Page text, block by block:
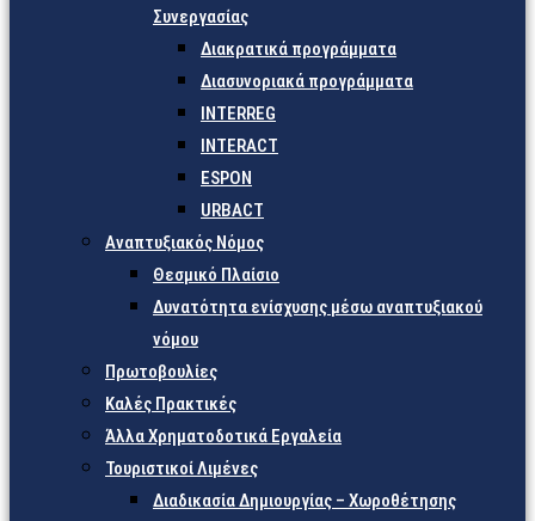
Συνεργασίας
Διακρατικά προγράμματα
Διασυνοριακά προγράμματα
INTERREG
INTERACT
ESPON
URBACT
Αναπτυξιακός Νόμος
Θεσμικό Πλαίσιο
Δυνατότητα ενίσχυσης μέσω αναπτυξιακού
νόμου
Πρωτοβουλίες
Καλές Πρακτικές
Άλλα Χρηματοδοτικά Εργαλεία
Τουριστικοί Λιμένες
Διαδικασία Δημιουργίας – Χωροθέτησης